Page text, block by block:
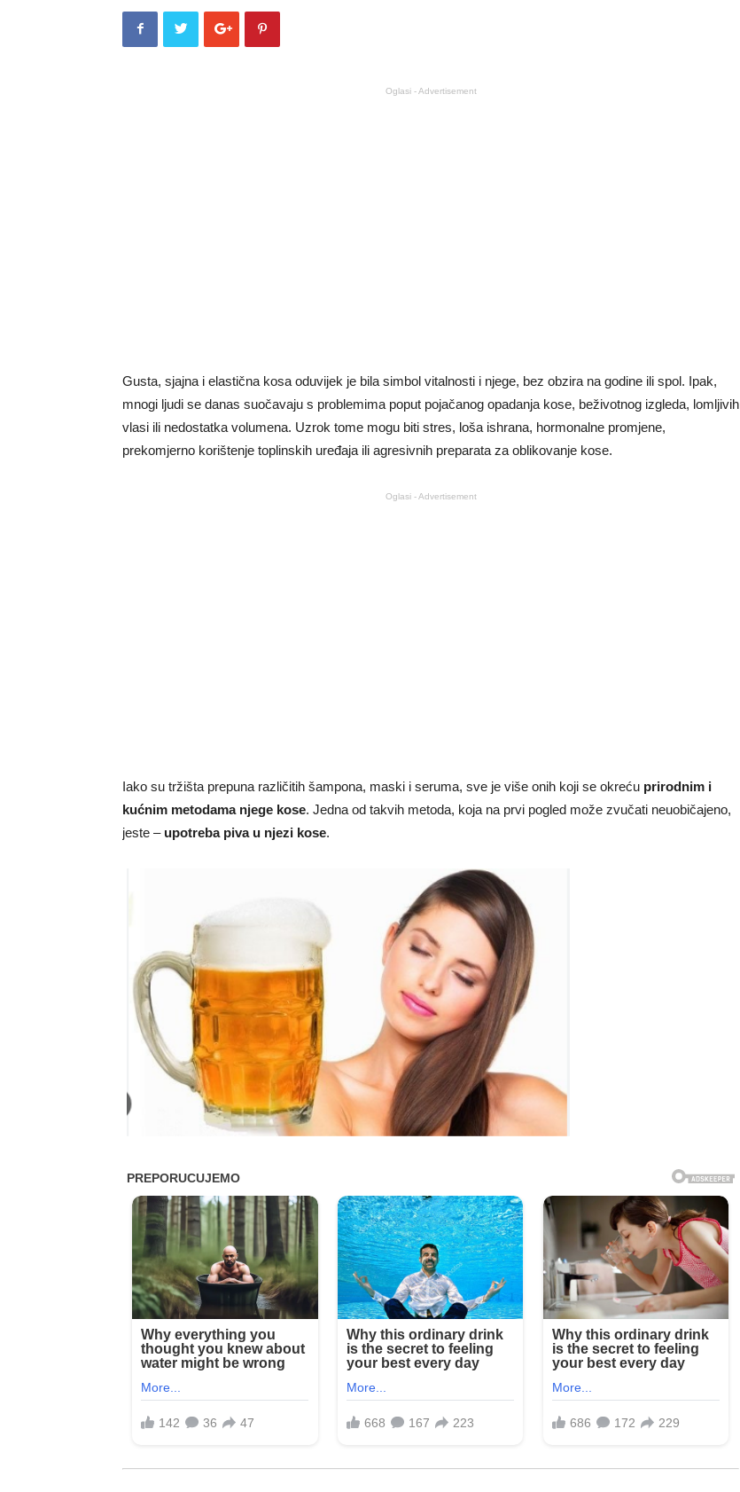
Oglasi - Advertisement
Gusta, sjajna i elastična kosa oduvijek je bila simbol vitalnosti i njege, bez obzira na godine ili spol. Ipak,
mnogi ljudi se danas suočavaju s problemima poput pojačanog opadanja kose, beživotnog izgleda, lomljivih
vlasi ili nedostatka volumena. Uzrok tome mogu biti stres, loša ishrana, hormonalne promjene,
prekomjerno korištenje toplinskih uređaja ili agresivnih preparata za oblikovanje kose.
Oglasi - Advertisement
Iako su tržišta prepuna različitih šampona, maski i seruma, sve je više onih koji se okreću prirodnim i
kućnim metodama njege kose. Jedna od takvih metoda, koja na prvi pogled može zvučati neuobičajeno,
jeste – upotreba piva u njezi kose.